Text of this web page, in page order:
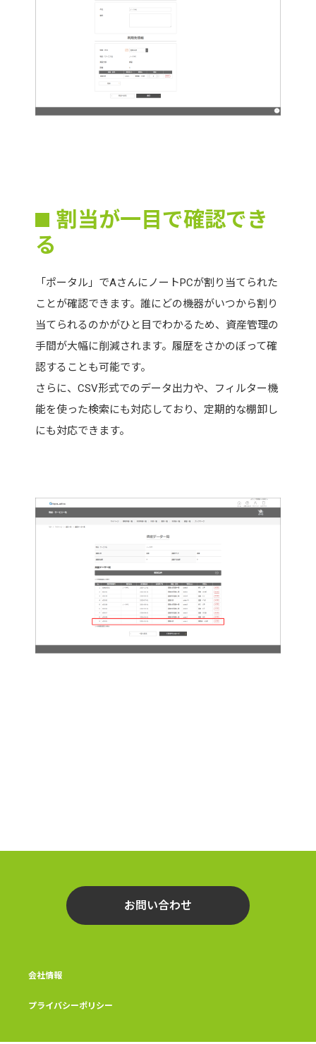
割当が一目で確認でき
る
「ポータル」でAさんにノートPCが割り当てられた
ことが確認できます。誰にどの機器がいつから割り
当てられるのかがひと目でわかるため、資産管理の
手間が大幅に削減されます。履歴をさかのぼって確
認することも可能です。
さらに、CSV形式でのデータ出力や、フィルター機
能を使った検索にも対応しており、定期的な棚卸し
にも対応できます。
お問い合わせ
会社情報
プライバシーポリシー